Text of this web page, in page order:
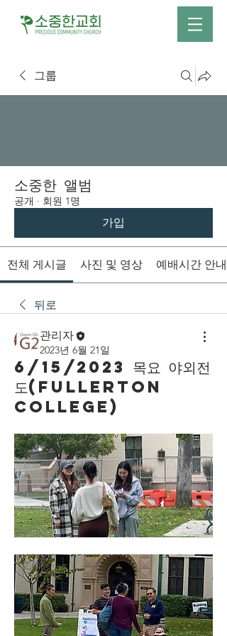
그룹
소중한 앨범
공개 · 회원 1명
가입
전체 게시글 사진 및 영상 예배시간 안내
뒤로
관리자
2023년 6월 21일
6/15/2023 목요 야외전
도(Fullerton
College)